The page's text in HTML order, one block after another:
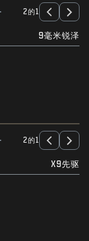
2的1
9毫米锐泽
2的1
X9先驱